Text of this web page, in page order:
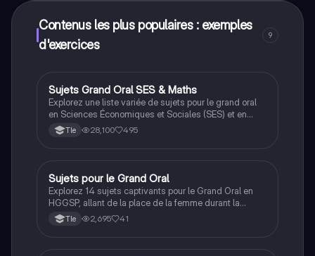
Contenus les plus populaires : exemples
d'exercices
9
Grand oral
Sujets Grand Oral SES & Maths
Explorez une liste variée de sujets pour le grand oral
en Sciences Économiques et Sociales (SES) et en
Maths-SES. Ce document aborde des thèmes clés
tels que la déviance, les inégalités sociales, la
approfondir votre compréhension des enjeux
contemporains.
Tle 28,100 495
Grand oral
Sujets pour le Grand Oral
Explorez 14 sujets captivants pour le Grand Oral en
HGGSP, allant de la place de la femme durant la
guerre à l'impact de la fast-fashion. Ces thèmes vous
aideront à choisir un sujet pertinent et à préparer un
Tle 2,695 41